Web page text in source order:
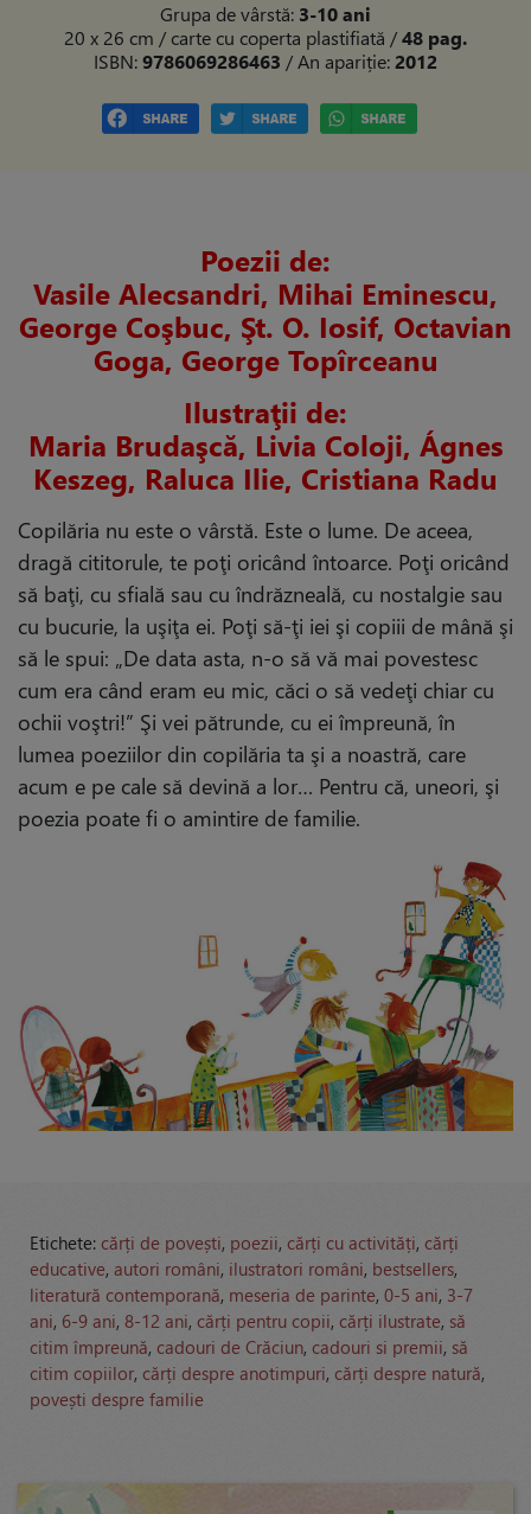
Grupa de vârstă: 3-10 ani
20 x 26 cm / carte cu coperta plastifiată /48 pag.
ISBN:9786069286463 / An apariție:2012
Poezii de:
Vasile Alecsandri, Mihai Eminescu,
George Coşbuc, Şt. O. Iosif, Octavian
Goga, George Topîrceanu
Ilustraţii de:
Maria Brudaşcă, Livia Coloji, Ágnes
Keszeg, Raluca Ilie, Cristiana Radu
Copilăria nu este o vârstă. Este o lume. De aceea,
dragă cititorule, te poţi oricând întoarce. Poţi oricând
să baţi, cu sfială sau cu îndrăzneală, cu nostalgie sau
cu bucurie, la uşiţa ei. Poţi să-ţi iei şi copiii de mână şi
să le spui: „De data asta, n-o să vă mai povestesc
cum era când eram eu mic, căci o să vedeţi chiar cu
ochii voştri!” Şi vei pătrunde, cu ei împreună, în
lumea poeziilor din copilăria ta şi a noastră, care
acum e pe cale să devină a lor… Pentru că, uneori, şi
poezia poate fi o amintire de familie.
Etichete: cărți de povești, poezii, cărți cu activități, cărți
educative, autori români, ilustratori români, bestsellers,
literatură contemporană, meseria de parinte, 0-5 ani, 3-7
ani, 6-9 ani, 8-12 ani, cărți pentru copii, cărți ilustrate, să
citim împreună, cadouri de Crăciun, cadouri si premii, să
citim copiilor, cărți despre anotimpuri, cărți despre natură,
povești despre familie